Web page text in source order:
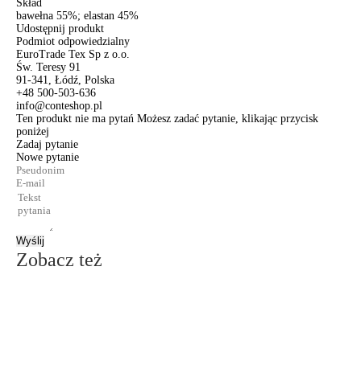
Skład
bawełna 55%; elastan 45%
Udostępnij produkt
Podmiot odpowiedzialny
EuroTrade Tex Sp z o.o.
Św. Teresy 91
91-341, Łódź, Polska
+48 500-503-636
info@conteshop.pl
Ten produkt nie ma pytań Możesz zadać pytanie, klikając przycisk
poniżej
Zadaj pytanie
Nowe pytanie
Wyślij
Zobacz też